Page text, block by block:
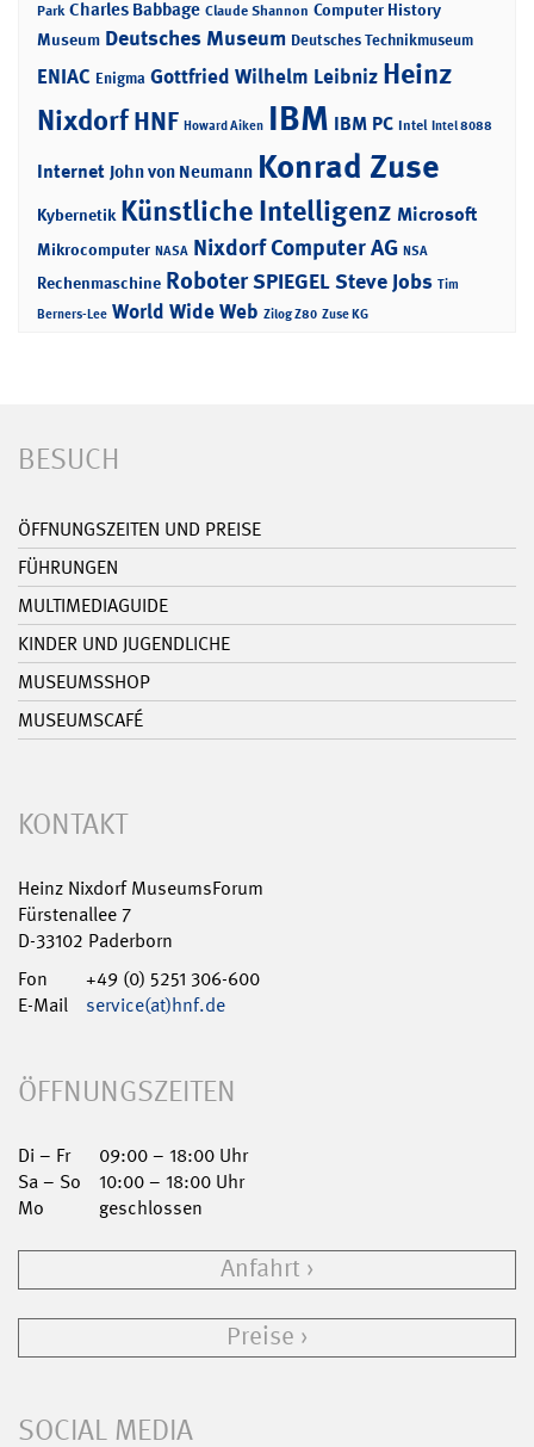
Park Charles Babbage Claude Shannon Computer History
Museum Deutsches Museum Deutsches Technikmuseum
ENIAC Enigma Gottfried Wilhelm Leibniz Heinz
NixdorfHNF Howard Aiken IBM IBM PC Intel Intel 8088
Internet John von Neumann Konrad Zuse
Kybernetik Künstliche Intelligenz Microsoft
Mikrocomputer NASA Nixdorf Computer AG NSA
Rechenmaschine RoboterSPIEGELSteve Jobs Tim
Berners-Lee World Wide Web Zilog Z80 Zuse KG
BESUCH
ÖFFNUNGSZEITEN UND PREISE
FÜHRUNGEN
MULTIMEDIAGUIDE
KINDER UND JUGENDLICHE
MUSEUMSSHOP
MUSEUMSCAFÉ
KONTAKT
Heinz Nixdorf MuseumsForum
Fürstenallee 7
D-33102 Paderborn
Fon
+49 (0) 5251 306-600
E-Mail
service(at)hnf.de
ÖFFNUNGSZEITEN
Di – Fr
09:00 – 18:00 Uhr
Sa – So
10:00 – 18:00 Uhr
Mo
geschlossen
Anfahrt
Preise
SOCIAL MEDIA